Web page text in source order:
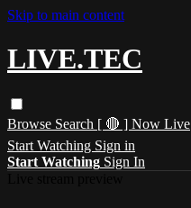
Skip to main content
LIVE.TEC
Browse Search [ 🔴 ] Now Live
Start Watching Sign in
Start Watching Sign In